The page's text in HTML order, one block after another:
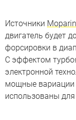
Источники
двигатель будет
форсировки в
С эффектом
электронной
мощные вариации
использованы